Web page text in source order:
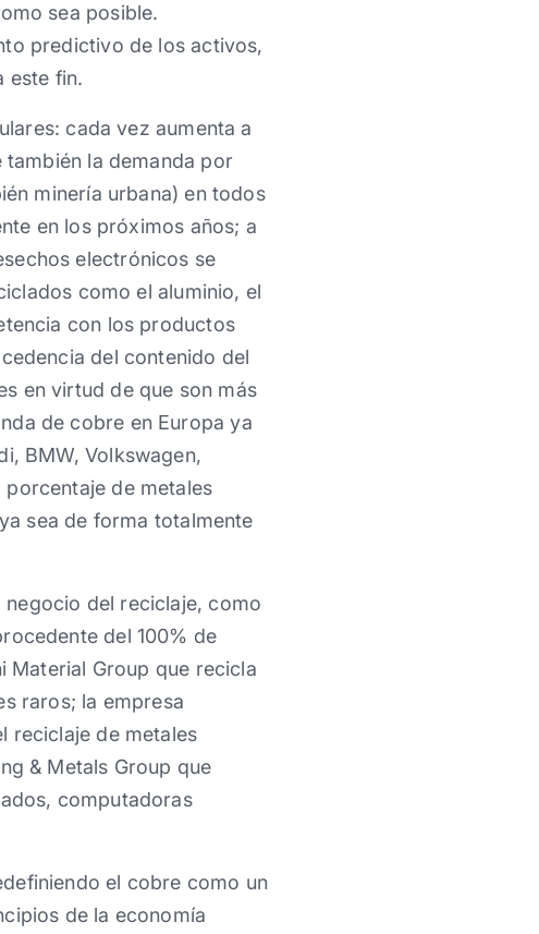
sea posible.
predictivo de los activos,
este fin.
cada vez aumenta a
la demanda por
minería urbana) en todos
en los próximos años; a
electrónicos se
como el aluminio, el
con los productos
del contenido del
en virtud de que son más
de cobre en Europa ya
BMW, Volkswagen,
porcentaje de metales
sea de forma totalmente
negocio del reciclaje, como
del 100% de
Material Group que recicla
raros; la empresa
reciclaje de metales
& Metals Group que
computadoras
el cobre como un
de la economía